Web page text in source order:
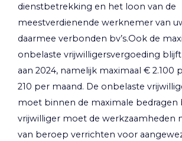
dienstbetrekking en het loon van de
meestverdienende werknemer van
daarmee verbonden bv’s.Ook de
onbelaste vrijwilligersvergoeding
aan 2024, namelijk maximaal € 2.100
210 per maand. De onbelaste
moet binnen de maximale bedragen
vrijwilliger moet de werkzaamheden
van beroep verrichten voor